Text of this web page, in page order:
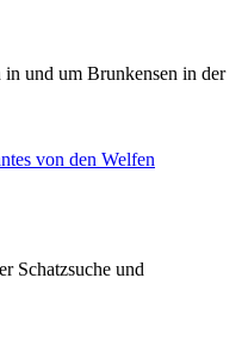
und um Brunkensen in der
von den Welfen
Schatzsuche und